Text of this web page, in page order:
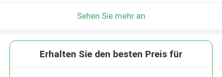
Sehen Sie mehr an
Erhalten Sie den besten Preis für